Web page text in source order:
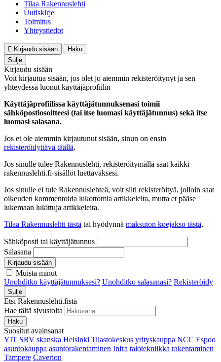
Tilaa Rakennuslehti
Uutiskirje
Toimitus
Yhteystiedot
Kirjaudu sisään
Haku
Sulje
Kirjaudu sisään
Voit kirjautua sisään, jos olet jo aiemmin rekisteröitynyt ja sen
yhteydessä luonut käyttäjäprofiilin
Käyttäjäprofiilissa käyttäjätunnuksenasi toimii
sähköpostiosoitteesi (tai itse luomasi käyttäjätunnus) sekä itse
luomasi salasana.
Jos et ole aiemmin kirjautunut sisään, sinun on ensin
rekisteröidyttävä täällä.
Jos sinulle tulee Rakennuslehti, rekisteröitymällä saat kaikki
rakennuslehti.fi-sisällöt luettavaksesi.
Jos sinulle ei tule Rakennuslehteä, voit silti rekisteröityä, jolloin saat
oikeuden kommentoida lukottomia artikkeleita, mutta et pääse
lukemaan lukittuja artikkeleita.
Tilaa Rakennuslehti tästä tai hyödynnä maksuton koejakso tästä.
Sähköposti tai käyttäjätunnus
Salasana
Kirjaudu sisään
Muista minut
Unohditko käyttäjätunnuksesi? Unohditko salasanasi? Rekisteröidy
Sulje
Etsi Rakennuslehti.fistä
Hae tältä sivustolta
Haku
Suositut avainsanat
YIT SRV skanska Helsinki Tilastokeskus yrityskauppa NCC Espoo
asuntokauppa asuntorakentaminen Infra talotekniikka rakentaminen
Tampere Caverion